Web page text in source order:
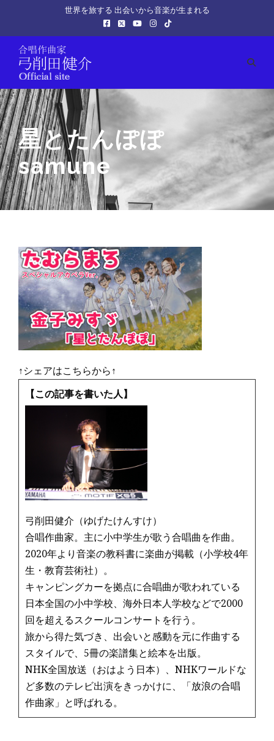
世界を旅する 出会いから音楽が生まれる
星とたんぽぽ
samune
↑シェアはこちらから↑
【この記事を書いた人】
弓削田健介（ゆげたけんすけ）
合唱作曲家。主に小中学生が歌う合唱曲を作曲。
2020年より音楽の教科書に楽曲が掲載（小学校4年
生・教育芸術社）。
キャンピングカーを拠点に合唱曲が歌われている
日本全国の小中学校、海外日本人学校などで2000
回を超えるスクールコンサートを行う。
旅から得た気づき、出会いと感動を元に作曲する
スタイルで、5冊の楽譜集と絵本を出版。
NHK全国放送（おはよう日本）、NHKワールドな
ど多数のテレビ出演をきっかけに、「放浪の合唱
作曲家」と呼ばれる。